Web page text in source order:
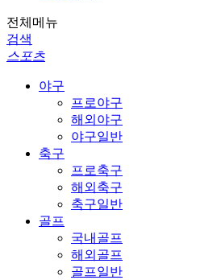
전체메뉴
검색
스포츠
야구
프로야구
해외야구
야구일반
축구
프로축구
해외축구
축구일반
골프
국내골프
해외골프
골프일반